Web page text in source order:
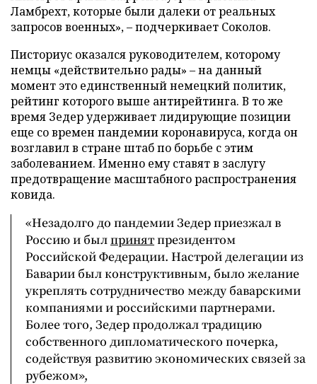
Ламбрехт, которые были далеки от реальных
запросов военных», – подчеркивает Соколов.
Писториус оказался руководителем, которому
немцы «действительно рады» – на данный
момент это единственный немецкий политик,
рейтинг которого выше антирейтинга. В то же
время Зедер удерживает лидирующие позиции
еще со времен пандемии коронавируса, когда он
возглавил в стране штаб по борьбе с этим
заболеванием. Именно ему ставят в заслугу
предотвращение масштабного распространения
ковида.
«Незадолго до пандемии Зедер приезжал в
Россию и былпринятпрезидентом
Российской Федерации. Настрой делегации из
Баварии был конструктивным, было желание
укреплять сотрудничество между баварскими
компаниями и российскими партнерами.
Более того, Зедер продолжал традицию
собственного дипломатического почерка,
содействуя развитию экономических связей за
рубежом»,